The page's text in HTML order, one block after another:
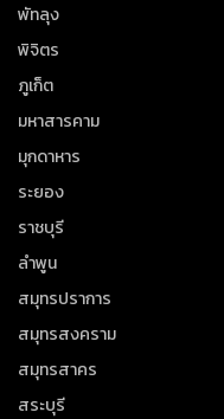
พัทลุง
พิจิตร
ภูเก็ต
มหาสารคาม
มุกดาหาร
ระยอง
ราชบุรี
ลำพูน
สมุทรปราการ
สมุทรสงคราม
สมุทรสาคร
สระบุรี